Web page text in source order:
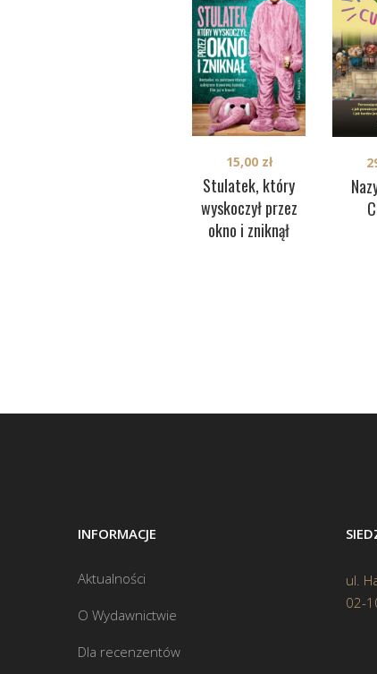
Stulatek, który
wyskoczył przez
okno i zniknął
15,00 zł
INFORMACJE
Aktualności
O Wydawnictwie
Dla recenzentów
ul.
02-